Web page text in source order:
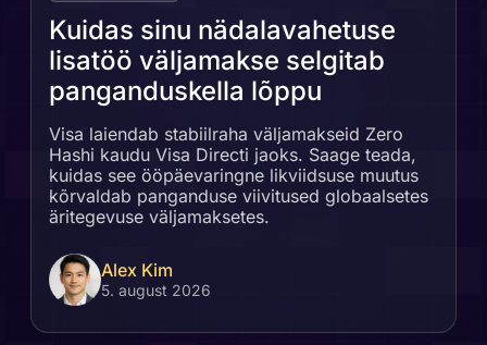
Kuidas sinu nädalavahetuse
lisatöö väljamakse selgitab
panganduskella lõppu
Visa laiendab stabiilraha väljamakseid Zero
Hashi kaudu Visa Directi jaoks. Saage teada,
kuidas see ööpäevaringne likviidsuse muutus
kõrvaldab panganduse viivitused globaalsetes
äritegevuse väljamaksetes.
Alex Kim
5. august 2026